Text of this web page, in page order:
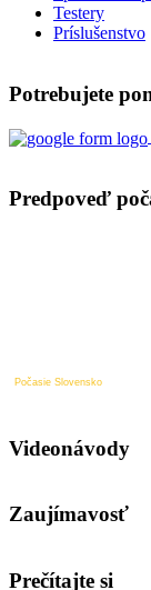
Testery
Príslušenstvo
Potrebujete
Predpoveď
Počasie Slovensko
Videonávody
Zaujímavosť
Prečítajte si